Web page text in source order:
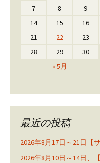
« 5月
7
8 9
14
15 16
21
22 23
28
29 30
最近の投稿
2026年8月17日～21日【
2026年8月10日～14日、